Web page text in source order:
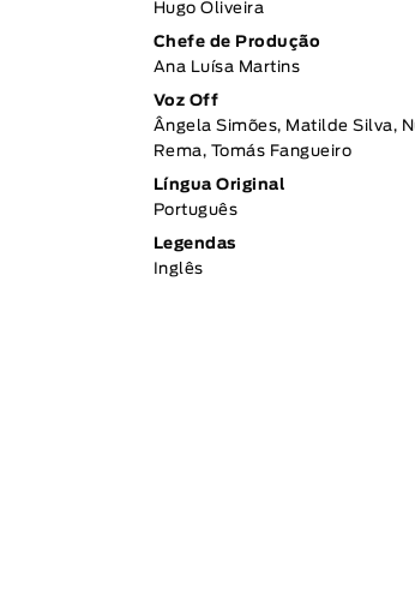
Hugo Oliveira
Chefe de Produção
Ana Luísa Martins
Voz Off
Ângela Simões, Matilde Silva,
Rema, Tomás Fangueiro
Língua Original
Português
Legendas
Inglês